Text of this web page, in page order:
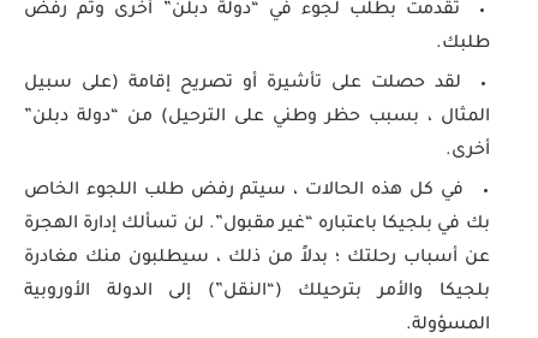
تقدمت بطلب لجوء في “دولة دبلن” أخرى وتم رفض
طلبك.
لقد حصلت على تأشيرة أو تصريح إقامة (على سبيل
المثال ، بسبب حظر وطني على الترحيل) من “دولة دبلن”
أخرى.
في كل هذه الحالات ، سيتم رفض طلب اللجوء الخاص
بك في بلجيكا باعتباره “غير مقبول”. لن تسألك إدارة الهجرة
عن أسباب رحلتك ؛ بدلاً من ذلك ، سيطلبون منك مغادرة
بلجيكا والأمر بترحيلك (“النقل”) إلى الدولة الأوروبية
المسؤولة.